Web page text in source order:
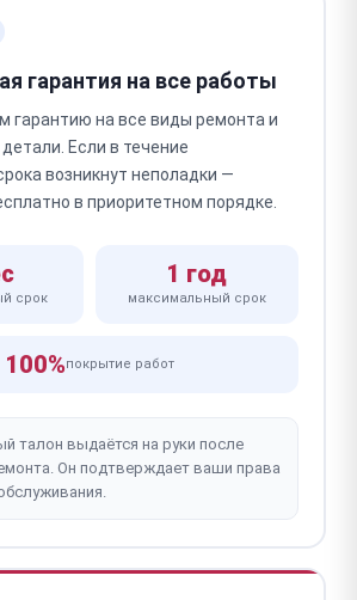
гарантия на все работы
гарантию на все виды ремонта и
Если в течение
возникнут неполадки —
в приоритетном порядке.
срок
1 год
максимальный срок
100%покрытие работ
талон выдаётся на руки после
Он подтверждает ваши права